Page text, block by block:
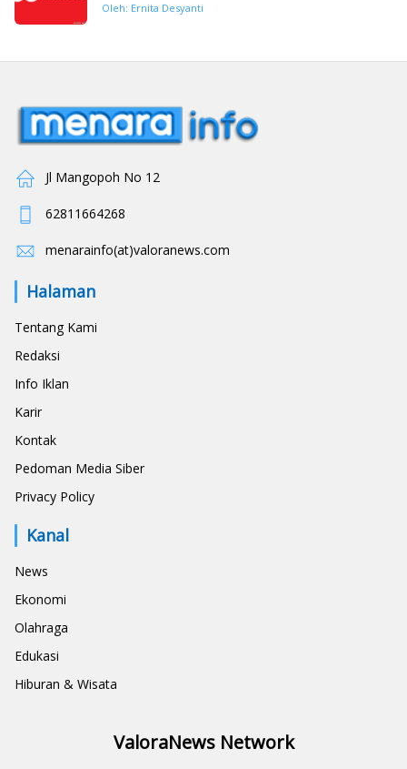
Oleh: Ernita Desyanti
Jl Mangopoh No 12
62811664268
menarainfo(at)valoranews.com
Halaman
Tentang Kami
Redaksi
Info Iklan
Karir
Kontak
Pedoman Media Siber
Privacy Policy
Kanal
News
Ekonomi
Olahraga
Edukasi
Hiburan & Wisata
ValoraNews Network